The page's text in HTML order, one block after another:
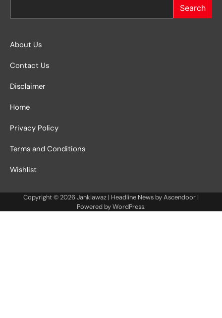
Search
About Us
Contact Us
Disclaimer
Home
Privacy Policy
Terms and Conditions
Wishlist
Copyright © 2026Jankiawaz | Headline News byAscendoor |
Powered byWordPress.